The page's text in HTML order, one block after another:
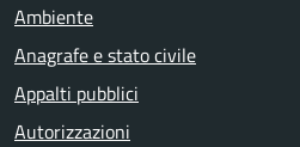
Ambiente
Anagrafe e stato civile
Appalti pubblici
Autorizzazioni